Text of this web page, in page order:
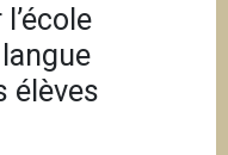
élèves